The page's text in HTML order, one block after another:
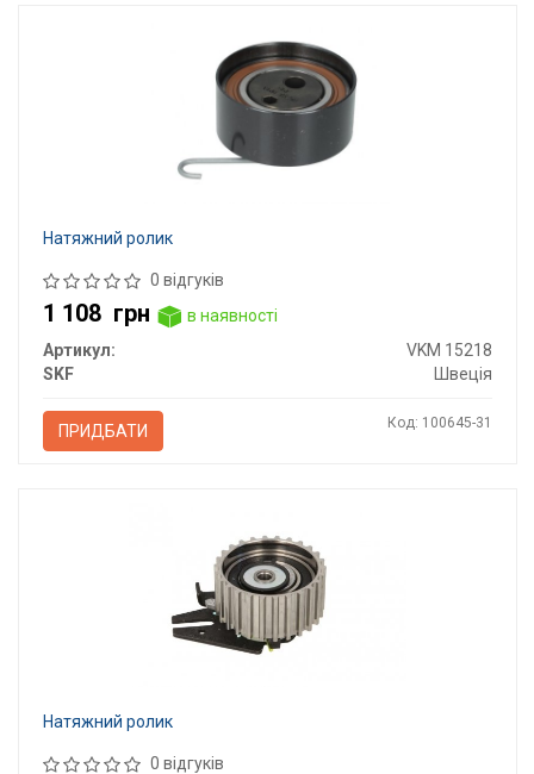
Натяжний ролик
0 відгуків
1 108 грн
в наявності
Артикул:
VKM 15218
SKF
Швеція
ПРИДБАТИ Код: 100645-31
Натяжний ролик
0 відгуків